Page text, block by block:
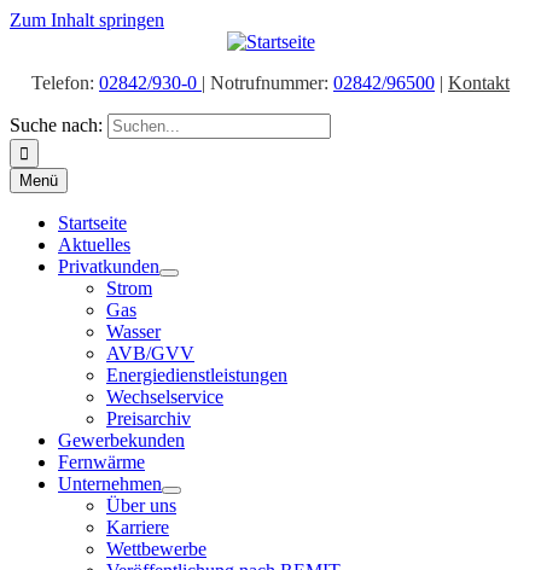
Zum Inhalt springen
Telefon: 02842/930-0 | Notrufnummer: 02842/96500 | Kontakt
Suche nach:
Menü
Startseite
Aktuelles
Privatkunden
Strom
Gas
Wasser
AVB/GVV
Energiedienstleistungen
Wechselservice
Preisarchiv
Gewerbekunden
Fernwärme
Unternehmen
Über uns
Karriere
Wettbewerbe